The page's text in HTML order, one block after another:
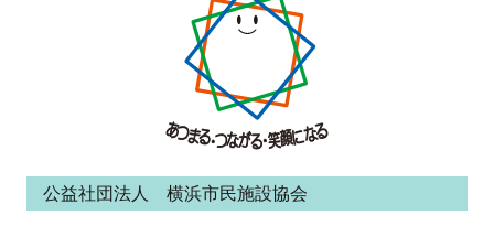
テ公益社団法人 横浜市民施設協会